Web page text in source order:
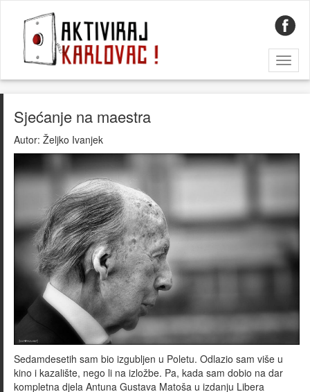
Sjećanje na maestra
Autor: Željko Ivanjek
Sedamdesetih sam bio izgubljen u Poletu. Odlazio sam više u
kino i kazalište, nego li na izložbe. Pa, kada sam dobio na dar
kompletna djela Antuna Gustava Matoša u izdanju Libera